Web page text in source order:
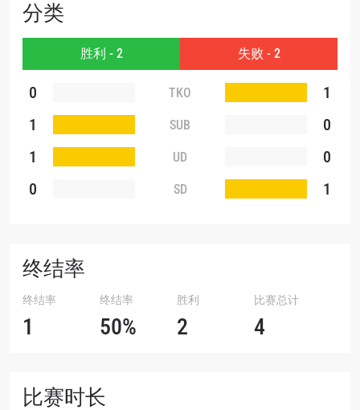
分类
胜利 - 2 失败 - 2
0 TKO
1
1
SUB
0
1
UD
0
0
SD 1
终结率
终结率
1
终结率
50%
胜利
2
比赛总计
4
比赛时长
订阅
提交此表格签署弹出免责声明，即表示您同意我们
的隐私政策，我们将收集、使用和披露您的信息。
您可以随时取消订阅这些信息。